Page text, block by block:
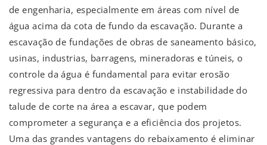
de engenharia, especialmente em áreas com nível de
água acima da cota de fundo da escavação. Durante a
escavação de fundações de obras de saneamento básico,
usinas, industrias, barragens, mineradoras e túneis, o
controle da água é fundamental para evitar erosão
regressiva para dentro da escavação e instabilidade do
talude de corte na área a escavar, que podem
comprometer a segurança e a eficiência dos projetos.
Uma das grandes vantagens do rebaixamento é eliminar